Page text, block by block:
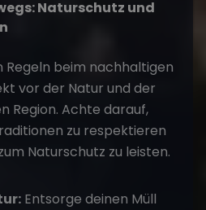
Naturschutz und
Regeln beim nachhaltigen
vor der Natur und der
Region. Achte darauf,
zu respektieren
Naturschutz zu leisten.
Entsorge deinen Müll